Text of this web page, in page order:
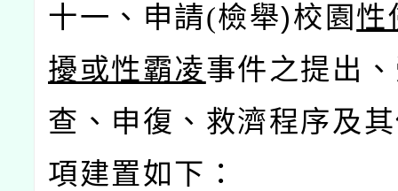
十一、申請(檢舉)校園 性
擾或性霸凌事件之提出
查、申復、救濟程序及
項建置如下：